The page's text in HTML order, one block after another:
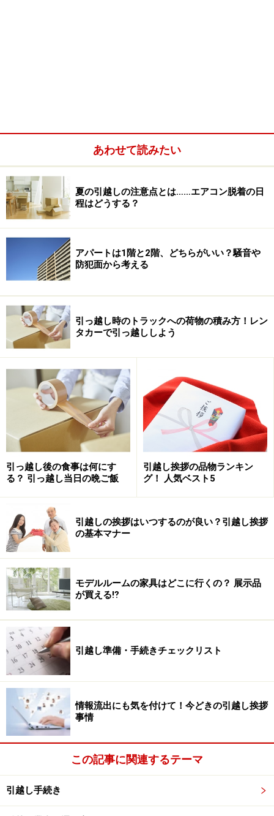
【Q1】突然引越しをキャンセルすると、キ
ャンセル料はかかりますか？
【A1】自分の都合で引越しをキャンセルする場合は、下
の通りキャンセル料が発生しますのでご注意下さい。
ト以内
当日のキャンセ 見積書に記載された運賃の
また、これらの料金とは別に、「当店が既に実施し、又
は着手した附帯サービスに要した費用（見積書に明記し
たものに限る。)を収受します。」（第二十一条）と明記
されています。キャンセルまでの間にすでに発生した費
用については、支払わなければなりません。万が一のこ
ととはいえ、見積書をもらったら、必ず一度確認してお
くようお勧めします。また、キャンセルとは、解約だけ
でなく延期の場合も含まれます。
次のページは見積り無料ってお得なこと？＞＞
※記事内容は執筆時点のものです。最新の内容をご確認くださ
い。
あわせて読みたい
夏の引越しの注意点とは……エアコン脱着の日
程はどうする？
アパートは1階と2階、どちらがいい？騒音や
防犯面から考える
引っ越し時のトラックへの荷物の積み方！レン
タカーで引っ越ししよう
引っ越し後の食事は何にす
る？ 引っ越し当日の晩ご飯
引越し挨拶の品物ランキン
グ！ 人気ベスト5
引越しの挨拶はいつするのが良い？引越し挨拶
の基本マナー
モデルルームの家具はどこに行くの？ 展示品
が買える⁉
引越し準備・手続きチェックリスト
情報流出にも気を付けて！今どきの引越し挨拶
事情
この記事に関連するテーマ
引越し手続き